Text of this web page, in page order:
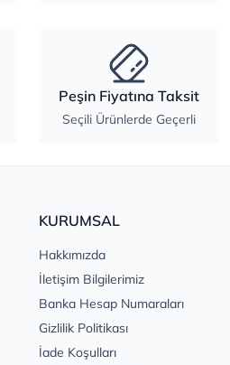
Peşin Fiyatına Taksit
Seçili Ürünlerde Geçerli
KURUMSAL
Hakkımızda
İletişim Bilgilerimiz
Banka Hesap Numaraları
Gizlilik Politikası
İade Koşulları